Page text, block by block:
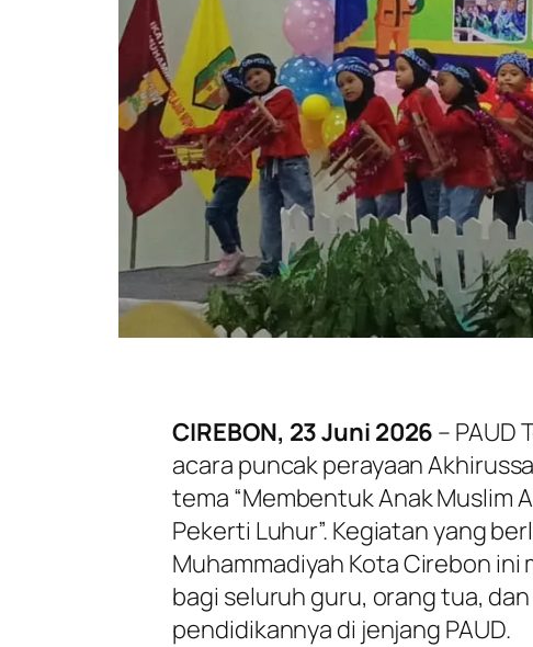
CIREBON, 23 Juni 2026 – PAUD
acara puncak perayaan
tema “Membentuk Anak Muslim
Pekerti Luhur”. Kegiatan yang
Muhammadiyah Kota Cirebon
bagi seluruh guru, orang tua,
pendidikannya di jenjang PAUD.